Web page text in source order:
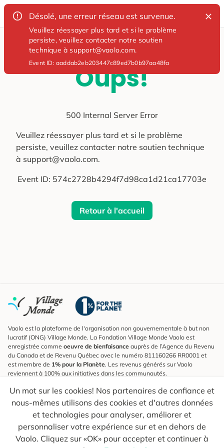
Désolé, une erreur réseau est survenue.
Veuillez réessayer plus tard et si le problème
persiste, veuillez contacter notre soutien
technique à support@vaolo.com.
Event ID:aaddab2eb203447c89ed7b0b97aa48fa
Oups!
500 Internal Server Error
Veuillez réessayer plus tard et si le problème
persiste, veuillez contacter notre soutien technique
à support@vaolo.com.
Event ID: 574c2728b4294f7d98ca1d21ca17703e
Retour à l'accueil
Un mot sur les cookies! Nos partenaires de confiance et
nous-mêmes utilisons des cookies et d'autres données
et technologies pour analyser, améliorer et
personnaliser votre expérience sur et en dehors de
Vaolo. Cliquez sur «OK» pour accepter et continuer à
Vaolo est la plateforme de l'organisation non gouvernementale à but non
lucratif (ONG) Village Monde. La Fondation Village Monde Vaolo est
enregistrée comme oeuvre de bienfaisance auprès de l’Agence du Revenu
du Canada et de Revenu Québec avec le numéro 811160266 RR0001 et
est membre de 1% pour la Planète. Les revenus générés sur Vaolo
reviennent à 100% aux initiatives dans les communautés.
S'inscrire à l'infolettre
Pour connaître les nouveautés, suivre nos explorateurs et recevoir des
astuces pour des voyages plus conscients.
Ton courriel Envoyer